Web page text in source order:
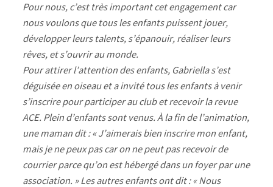
Pour nous, c’est très important cet engagement car
nous voulons que tous les enfants puissent jouer,
développer leurs talents, s’épanouir, réaliser leurs
rêves, et s’ouvrir au monde.
Pour attirer l’attention des enfants, Gabriella s’est
déguisée en oiseau et a invité tous les enfants à venir
s’inscrire pour participer au club et recevoir la revue
ACE. Plein d’enfants sont venus. À la fin de l’animation,
une maman dit : « J’aimerais bien inscrire mon enfant,
mais je ne peux pas car on ne peut pas recevoir de
courrier parce qu’on est hébergé dans un foyer par une
association. » Les autres enfants ont dit : « Nous